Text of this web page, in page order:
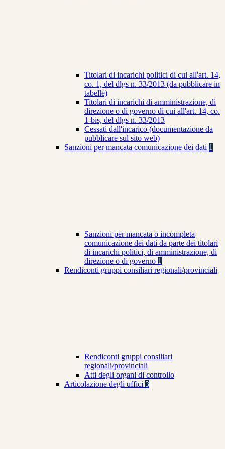
Titolari di incarichi politici di cui all'art. 14,
co. 1, del dlgs n. 33/2013 (da pubblicare in
tabelle)
Titolari di incarichi di amministrazione, di
direzione o di governo di cui all'art. 14, co.
1-bis, del dlgs n. 33/2013
Cessati dall'incarico (documentazione da
pubblicare sul sito web)
Sanzioni per mancata comunicazione dei dati 1
Sanzioni per mancata o incompleta
comunicazione dei dati da parte dei titolari
di incarichi politici, di amministrazione, di
direzione o di governo 1
Rendiconti gruppi consiliari regionali/provinciali
Rendiconti gruppi consiliari
regionali/provinciali
Atti degli organi di controllo
Articolazione degli uffici 3